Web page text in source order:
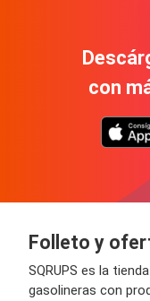
con
Folleto y
SQRUPS es la
gasolineras con